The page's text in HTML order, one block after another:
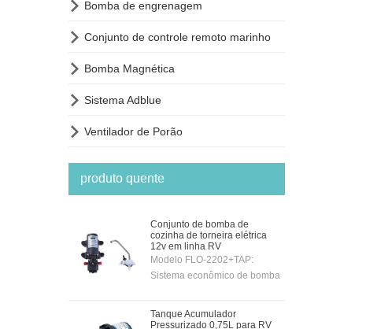
 Bomba de engrenagem
 Conjunto de controle remoto marinho
 Bomba Magnética
 Sistema Adblue
 Ventilador de Porão
produto quente
Conjunto de bomba de
cozinha de torneira elétrica
12v em linha RV
Modelo FLO-2202+TAP:
Sistema econômico de bomba
torneira e bomba elétrica de 12
Tanque Acumulador
Pressurizado 0,75L para RV